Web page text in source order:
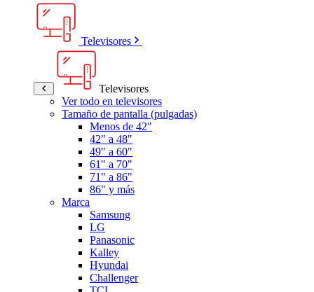
Televisores
Televisores
Ver todo en televisores
Tamaño de pantalla (pulgadas)
Menos de 42"
42" a 48"
49" a 60"
61" a 70"
71" a 86"
86" y más
Marca
Samsung
LG
Panasonic
Kalley
Hyundai
Challenger